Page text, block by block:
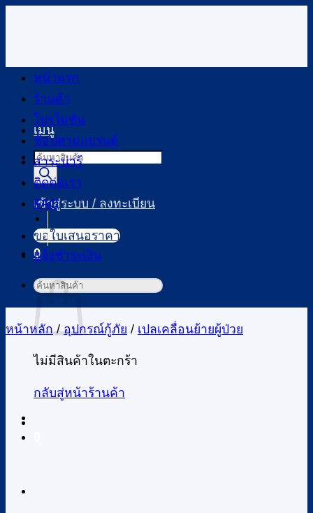
เนื้อหา
เมนู
Products
search
เข้าสู่ระบบ / ลงทะเบียน
0
ไม่มีสินค้าในตะกร้า
กลับสู่หน้าร้านค้า
หน้าแรก
ร้านค้า
โปรโมชัน
ช้อปตามแบรนด์
สาระน่ารู้
ติดต่อเรา
FAQ
ขอใบเสนอราคา
แจ้งชำระเงิน
ค้นหา:
หน้าหลัก / อุปกรณ์กู้ภัย / เปลเคลื่อนย้ายผู้ป่วย